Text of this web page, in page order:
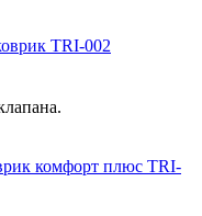
TRI-002
комфорт плюс TRI-